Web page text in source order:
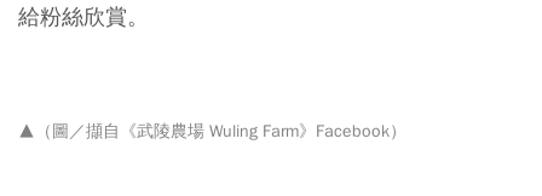
給粉絲欣賞。
▲（圖／擷自 《武陵農場 Wuling Farm》Facebook）